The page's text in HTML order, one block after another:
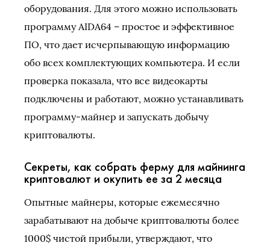
оборудования. Для этого можно использовать
программу AIDA64 – простое и эффективное
ПО, что дает исчерпывающую информацию
обо всех комплектующих компьютера. И если
проверка показала, что все видеокарты
подключены и работают, можно устанавливать
программу-майнер и запускать добычу
криптовалюты.
Секреты, как собрать ферму для майнинга
криптовалют и окупить ее за 2 месяца
Опытные майнеры, которые ежемесячно
зарабатывают на добыче криптовалюты более
1000$ чистой прибыли, утверждают, что